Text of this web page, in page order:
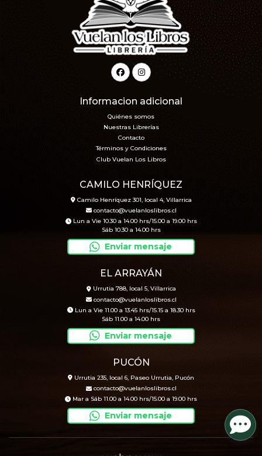
Informacion adicional
Quiénes somos
Nuestras Librerías
Contacto
Términos y Condiciones
Club Vuelan Los Libros
CAMILO HENRÍQUEZ
Camilo Henríquez 301, local 4, Villarrica
contacto@vuelanloslibros.cl
Lun a Vie 10.30 a 14.00 hrs/15.00 a 19.00 hrs
Sáb 10.30 a 14.00 hrs
Enviar mensaje
EL ARRAYÁN
Urrutia 788, local 5, Villarrica
contacto@vuelanloslibros.cl
Lun a Vie 11.00 a 13.45 hrs/15.15 a 18.30 hrs
Sáb 11.00 a 14.00 hrs
Enviar mensaje
PUCÓN
Urrutia 235, local 6, Paseo Urrutia, Pucón
contacto@vuelanloslibros.cl
Mar a Sáb 11.00 a 14.00 hrs/15.00 a 19.00 hrs
Enviar mensaje